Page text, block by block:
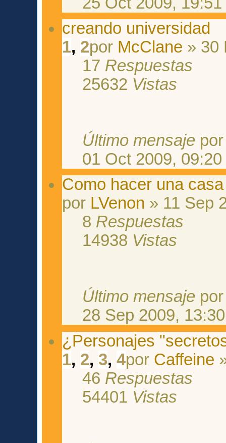
creando universidad
1, 2por McClane » 30
17 Respuestas
25632 Vistas
Último mensaje
01 Oct 2009, 09:20
Como hacer una
por LVenon » 11 Sep
8 Respuestas
14938 Vistas
Último mensaje
28 Sep 2009, 13:30
¿Personajes
1, 2, 3,4por Caffeine
46 Respuestas
54401 Vistas